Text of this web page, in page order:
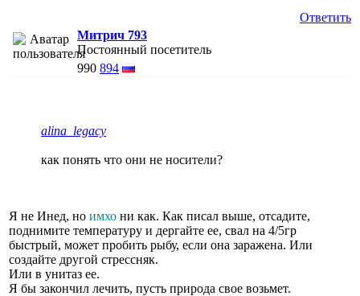
Ответить
Митрич 793
Постоянный посетитель
990 894
alina_legacy
как понять что они не носители?
Я не Инед, но имхо ни как. Как писал выше, отсадите,
поднимите температуру и дергайте ее, свал на 4/5гр
быстрый, может пробить рыбу, если она заражена. Или
создайте другой стрессняк.
Или в унитаз ее.
Я бы закончил лечить, пусть природа свое возьмет.